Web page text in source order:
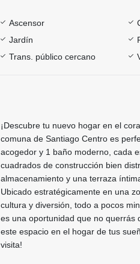
Ascensor
Jardín
Trans. público cercano
¡Descubre tu nuevo hogar en el
comuna de Santiago Centro es
acogedor y 1 baño moderno, cada
cuadrados de construcción bien
almacenamiento y una terraza
Ubicado estratégicamente en una
cultura y diversión, todo a pocos
es una oportunidad que no querrás
este espacio en el hogar de tus
visita!